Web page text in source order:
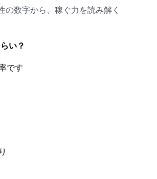
の数字から、稼ぐ力を読み解く
い？
です